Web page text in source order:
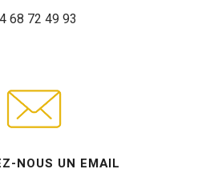
68 72 49 93
NOUS UN EMAIL